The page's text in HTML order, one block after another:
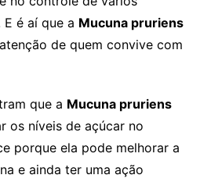
é aí que a Mucuna pruriens
de quem convive com
que a Mucuna pruriens
os níveis de açúcar no
porque ela pode melhorar a
e ainda ter uma ação